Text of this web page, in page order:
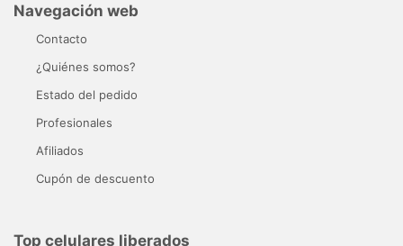
Navegación web
Contacto
¿Quiénes somos?
Estado del pedido
Profesionales
Afiliados
Cupón de descuento
Top celulares liberados